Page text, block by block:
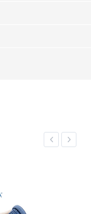
Previous
Next